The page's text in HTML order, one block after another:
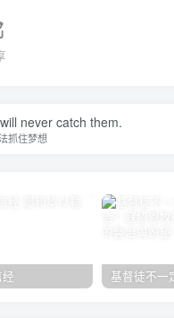
never catch them.
抓住梦想